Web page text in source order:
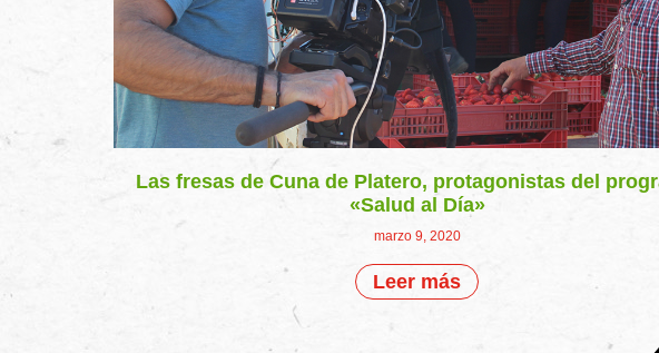
Las fresas de Cuna de Platero, protagonistas del
«Salud al Día»
marzo 9, 2020
Leer más